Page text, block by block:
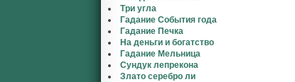
Три угла
Гадание События года
Гадание Печка
На деньги и богатство
Гадание Мельница
Сундук лепрекона
Злато серебро ли